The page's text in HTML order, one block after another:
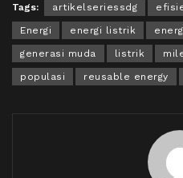
Tags: artikelseriessdg
Energi energi listrik
generasi muda listrik
populasi reusable energy